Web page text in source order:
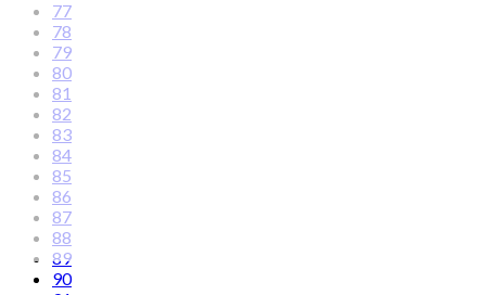
77
78
79
80
81
82
83
84
85
86
87
88
89
90